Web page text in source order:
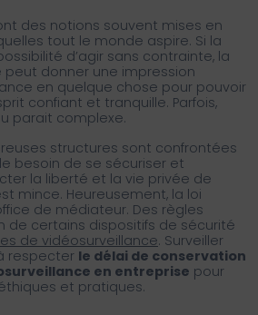
des notions souvent mises en
tout le monde aspire. Si la
d’agir sans contrainte, la
peut donner une impression
en quelque chose pour pouvoir
confiant et tranquille. Parfois,
parait complexe.
structures sont confrontées
besoin de se sécuriser et
la liberté et la vie privée de
mince. Heureusement, la loi
de médiateur. Des règles
de certains dispositifs de sécurité
de vidéosurveillance. Surveiller
respecter le délai de conservation
en entreprise pour
et pratiques.